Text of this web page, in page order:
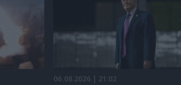
06.08.2026 | 21:02